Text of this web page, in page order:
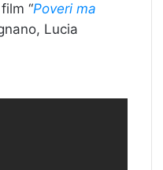
“Poveri ma
Lucia